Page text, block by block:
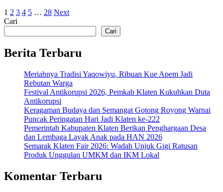
Paginasi
pos
1 2 3 4 5 … 28 Next
Cari
Cari
Berita Terbaru
Meriahnya Tradisi Yaqowiyu, Ribuan Kue Apem Jadi
Rebutan Warga
Festival Antikorupsi 2026, Pemkab Klaten Kukuhkan Duta
Antikorupsi
Keragaman Budaya dan Semangat Gotong Royong Warnai
Puncak Peringatan Hari Jadi Klaten ke-222
Pemerintah Kabupaten Klaten Berikan Penghargaan Desa
dan Lembaga Layak Anak pada HAN 2026
Semarak Klaten Fair 2026: Wadah Unjuk Gigi Ratusan
Produk Unggulan UMKM dan IKM Lokal
Komentar Terbaru